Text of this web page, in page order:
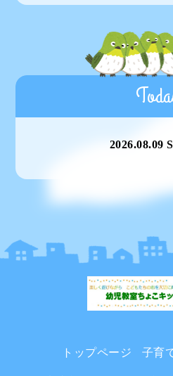
2026.08.09
トップページ 子育